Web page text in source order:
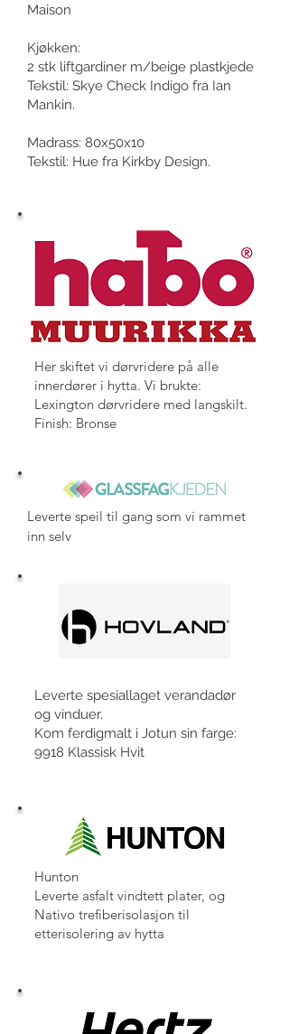
Maison
Kjøkken:
2 stk liftgardiner m/beige plastkjede
Tekstil: Skye Check Indigo fra Ian
Mankin.
Madrass: 80x50x10
Tekstil: Hue fra Kirkby Design.
Her skiftet vi dørvridere på alle
innerdører i hytta. Vi brukte:
Lexington dørvridere med langskilt.
Finish: Bronse
Leverte speil til gang som vi rammet
inn selv
Leverte spesiallaget verandadør
og vinduer.
Kom ferdigmalt i Jotun sin farge:
9918 Klassisk Hvit
Hunton
Leverte asfalt vindtett plater, og
Nativo trefiberisolasjon til
etterisolering av hytta